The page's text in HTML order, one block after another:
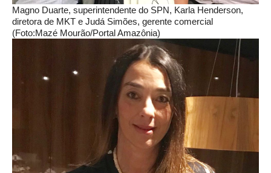
Magno Duarte, superintendente do SPN, Karla Henderson,
diretora de MKT e Judá Simões, gerente comercial
(Foto:Mazé Mourão/Portal Amazônia)